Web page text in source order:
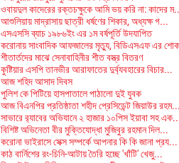
ওবায়দুল কাদেরের রক্তচক্ষুকে আমি ভয় করি না: কাদের
আশুলিয়ায় মাদ্রাসায় ছাত্রী ধর্ষণের শিকার, অধ্যক্ষ গ...
এসএসসি ব্যাচ ১৯৮৬ইং এর ১ম বর্ষপূর্তি উদযাপিত
করোনায় সাংবাদিক আফজালের মৃত্যু, বিডিএসএফ এর শোক
শীতার্তদের মাঝে সেনাবাহিনীর শীত বস্ত্র বিতরণ
কুষ্টিয়ার এসপি তানভীর আরাফাতের দুর্ব্যবহারের বিচার...
আজ শহিদ আসাদ দিবস
পুলিশ কে পিটিয়ে হাসপাতালে পাঠালো দুই যুবক
আজ বিএনপির প্রতিষ্ঠাতা শহীদ প্রেসিডেন্ট জিয়াউর রহম...
সাভারে র‌্যাবের অভিযানে ২ হাজার ১০পিস ইয়াবা সহ
বিশিষ্ট অভিনেতা বীর মুক্তিযোদ্ধা মুজিবুর রহমান দিল...
করোনা ভাইরাসে সেক্স সম্পর্কে আপনার কি কি জানা প্রয...
কাঠ বার্নিশের রং-চিনি-আটায় তৈরি হচ্ছে 'খাঁটি' খেজু...